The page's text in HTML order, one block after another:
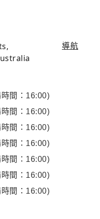
導航
間：16:00)
間：16:00)
間：16:00)
間：16:00)
間：16:00)
間：16:00)
間：16:00)